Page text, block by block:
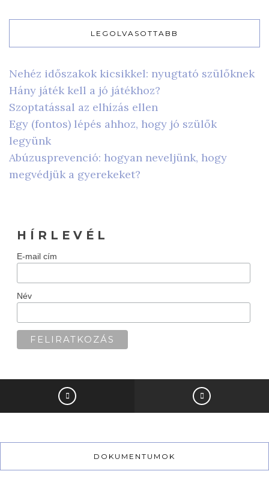
LEGOLVASOTTABB
Nehéz időszakok kicsikkel: nyugtató szülőknek
Hány játék kell a jó játékhoz?
Szoptatással az elhízás ellen
Egy (fontos) lépés ahhoz, hogy jó szülők
legyünk
Abúzusprevenció: hogyan neveljünk, hogy
megvédjük a gyerekeket?
H Í R L E V É L
E-mail cím
Név
DOKUMENTUMOK